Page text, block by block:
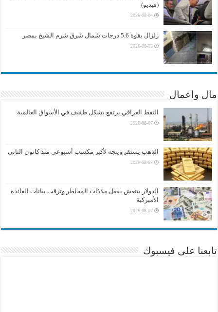
(فيديو)
2026-08-04
زلزال بقوة 5.6 درجات شمال شرق شرم الشيخ بمصر
2026-08-03
مال واعمال
النفط العراقي يرتفع بشكل طفيف في الأسواق العالمية
2026-08-07
الذهب يستقر ويتجه لأكبر مكسب أسبوعي منذ كانون الثاني
2026-08-07
الدولار ينتعش بفعل ملاذات المخاطر وترقب بيانات الفائدة
الأميركية
2026-08-07
تابعنا على فيسبوك